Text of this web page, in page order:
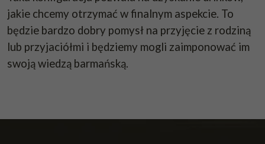
jakie chcemy otrzymać w finalnym aspekcie. To
będzie bardzo dobry pomysł na przyjęcie z rodziną
lub przyjaciółmi i będziemy mogli zaimponować im
swoją wiedzą barmańską.